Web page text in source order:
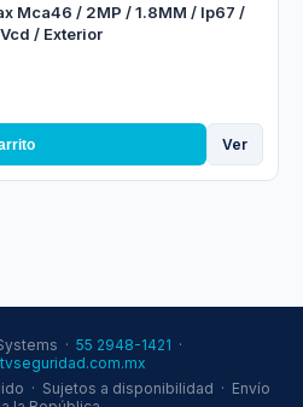
Mca46 / 2MP / 1.8MM / Ip67 /
/ Exterior
Ver
· 55 2948-1421 ·
· Sujetos a disponibilidad · Envío